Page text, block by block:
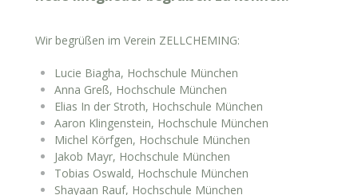
Wir begrüßen im Verein ZELLCHEMING:
Lucie Biagha, Hochschule München
Anna Greß, Hochschule München
Elias In der Stroth, Hochschule München
Aaron Klingenstein, Hochschule München
Michel Körfgen, Hochschule München
Jakob Mayr, Hochschule München
Tobias Oswald, Hochschule München
Shayaan Rauf, Hochschule München